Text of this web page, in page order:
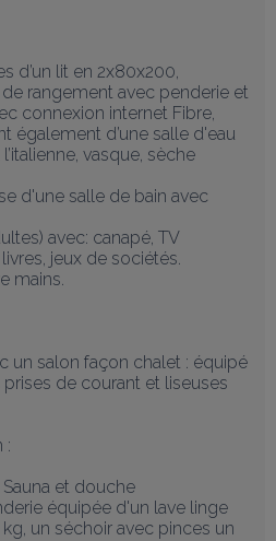
d’un lit en 2x80x200,
rangement avec penderie et
connexion internet Fibre,
également d’une salle d'eau
vasque, sèche
d'une salle de bain avec
avec: canapé, TV
jeux de sociétés.
mains.
un salon façon chalet : équipé
de courant et liseuses
:
et douche
équipée d'un lave linge
un séchoir avec pinces un